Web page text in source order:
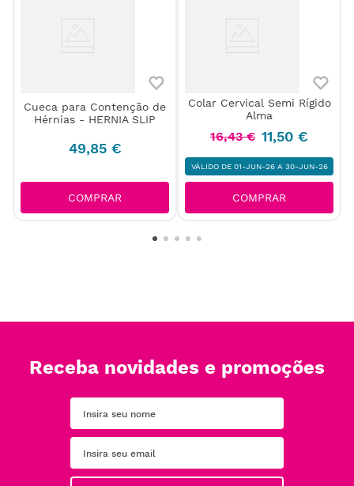
Cueca para Contenção de
Hérnias - HERNIA SLIP
49,85 €
COMPRAR
Colar Cervical Semi Rígido
Alma
16,43 € 11,50 €
VÁLIDO DE 01-JUN-26 A 30-JUN-26
COMPRAR
Receba novidades e promoções